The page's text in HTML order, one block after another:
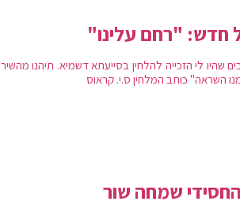
חדש: "רחם עלינו"
שהיו לי הזכייה להלחין בסייעתא דשמיא. תיהנו מהשיר
השראה" כותב המלחין ס.י. קראוס
החסידי שמחה שור